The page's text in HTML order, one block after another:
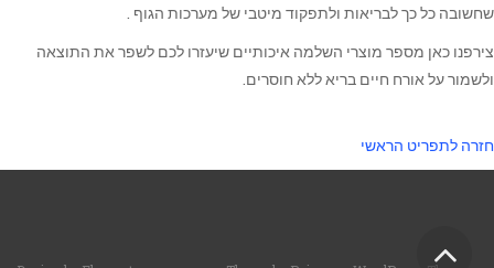
שחשובה כל כך לבריאות ולתפקוד מיטבי של מערכות הגוף .
צירפנו כאן מספר מוצרי השלמה איכותיים שיעזרו לכם לשפר את התוצאה
ולשמור על אורח חיים בריא ללא חוסרים.
חזרה לתפריט הראשי
גלילה